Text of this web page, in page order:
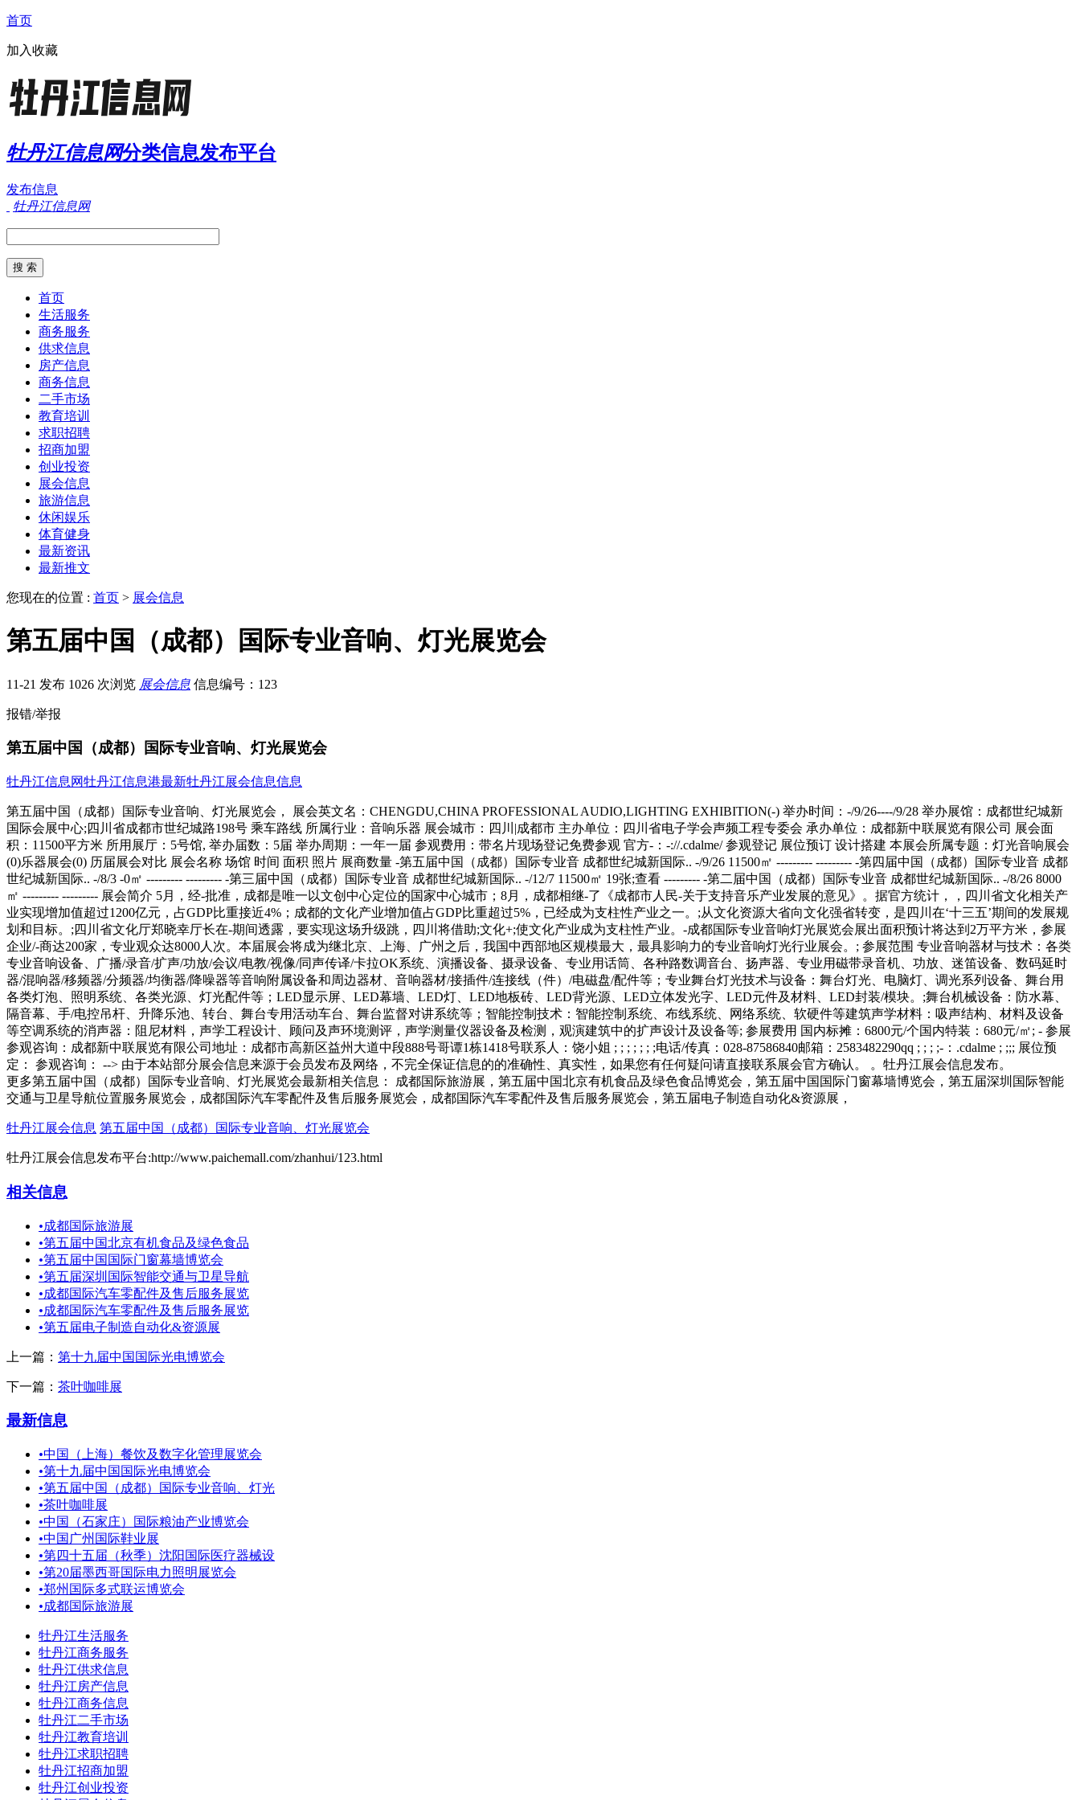
首页
加入收藏
牡丹江信息网分类信息发布平台
发布信息
牡丹江信息网
首页
生活服务
商务服务
供求信息
房产信息
商务信息
二手市场
教育培训
求职招聘
招商加盟
创业投资
展会信息
旅游信息
休闲娱乐
体育健身
最新资讯
最新推文
您现在的位置 : 首页 > 展会信息
第五届中国（成都）国际专业音响、灯光展览会
11-21 发布 1026 次浏览 展会信息 信息编号：123
报错/举报
第五届中国（成都）国际专业音响、灯光展览会
牡丹江信息网牡丹江信息港最新牡丹江展会信息信息
第五届中国（成都）国际专业音响、灯光展览会， 展会英文名：CHENGDU,CHINA PROFESSIONAL AUDIO,LIGHTING EXHIBITION(-) 举办时间：-/9/26----/9/28 举办展馆：成都世纪城新
国际会展中心;四川省成都市世纪城路198号 乘车路线 所属行业：音响乐器 展会城市：四川|成都市 主办单位：四川省电子学会声频工程专委会 承办单位：成都新中联展览有限公司 展会面
积：11500平方米 所用展厅：5号馆, 举办届数：5届 举办周期：一年一届 参观费用：带名片现场登记免费参观 官方-：-://.cdalme/ 参观登记 展位预订 设计搭建 本展会所属专题：灯光音响展会
(0)乐器展会(0) 历届展会对比 展会名称 场馆 时间 面积 照片 展商数量 -第五届中国（成都）国际专业音 成都世纪城新国际.. -/9/26 11500㎡ --------- --------- -第四届中国（成都）国际专业音 成都
世纪城新国际.. -/8/3 -0㎡ --------- --------- -第三届中国（成都）国际专业音 成都世纪城新国际.. -/12/7 11500㎡ 19张;查看 --------- -第二届中国（成都）国际专业音 成都世纪城新国际.. -/8/26 8000
㎡ --------- --------- 展会简介 5月，经-批准，成都是唯一以文创中心定位的国家中心城市；8月，成都相继-了《成都市人民-关于支持音乐产业发展的意见》。据官方统计，，四川省文化相关产
业实现增加值超过1200亿元，占GDP比重接近4%；成都的文化产业增加值占GDP比重超过5%，已经成为支柱性产业之一。;从文化资源大省向文化强省转变，是四川在‘十三五’期间的发展规
划和目标。;四川省文化厅郑晓幸厅长在-期间透露，要实现这场升级跳，四川将借助;文化+;使文化产业成为支柱性产业。-成都国际专业音响灯光展览会展出面积预计将达到2万平方米，参展
企业/-商达200家，专业观众达8000人次。本届展会将成为继北京、上海、广州之后，我国中西部地区规模最大，最具影响力的专业音响灯光行业展会。; 参展范围 专业音响器材与技术：各类
专业音响设备、广播/录音/扩声/功放/会议/电教/视像/同声传译/卡拉OK系统、演播设备、摄录设备、专业用话筒、各种路数调音台、扬声器、专业用磁带录音机、功放、迷笛设备、数码延时
器/混响器/移频器/分频器/均衡器/降噪器等音响附属设备和周边器材、音响器材/接插件/连接线（件）/电磁盘/配件等；专业舞台灯光技术与设备：舞台灯光、电脑灯、调光系列设备、舞台用
各类灯泡、照明系统、各类光源、灯光配件等；LED显示屏、LED幕墙、LED灯、LED地板砖、LED背光源、LED立体发光字、LED元件及材料、LED封装/模块。;舞台机械设备：防水幕、
隔音幕、手/电控吊杆、升降乐池、转台、舞台专用活动车台、舞台监督对讲系统等；智能控制技术：智能控制系统、布线系统、网络系统、软硬件等建筑声学材料：吸声结构、材料及设备
等空调系统的消声器：阻尼材料，声学工程设计、顾问及声环境测评，声学测量仪器设备及检测，观演建筑中的扩声设计及设备等; 参展费用 国内标摊：6800元/个国内特装：680元/㎡; - 参展
参观咨询：成都新中联展览有限公司地址：成都市高新区益州大道中段888号哥谭1栋1418号联系人：饶小姐 ; ; ; ; ; ; ;电话/传真：028-87586840邮箱：2583482290qq ; ; ; ;-：.cdalme ; ;;; 展位预
定： 参观咨询： --> 由于本站部分展会信息来源于会员发布及网络，不完全保证信息的的准确性、真实性，如果您有任何疑问请直接联系展会官方确认。 。牡丹江展会信息发布。
更多第五届中国（成都）国际专业音响、灯光展览会最新相关信息： 成都国际旅游展，第五届中国北京有机食品及绿色食品博览会，第五届中国国际门窗幕墙博览会，第五届深圳国际智能
交通与卫星导航位置服务展览会，成都国际汽车零配件及售后服务展览会，成都国际汽车零配件及售后服务展览会，第五届电子制造自动化&资源展，
牡丹江展会信息 第五届中国（成都）国际专业音响、灯光展览会
牡丹江展会信息发布平台:http://www.paichemall.com/zhanhui/123.html
相关信息
•成都国际旅游展
•第五届中国北京有机食品及绿色食品
•第五届中国国际门窗幕墙博览会
•第五届深圳国际智能交通与卫星导航
•成都国际汽车零配件及售后服务展览
•成都国际汽车零配件及售后服务展览
•第五届电子制造自动化&资源展
上一篇： 第十九届中国国际光电博览会
下一篇： 茶叶咖啡展
最新信息
•中国（上海）餐饮及数字化管理展览会
•第十九届中国国际光电博览会
•第五届中国（成都）国际专业音响、灯光
•茶叶咖啡展
•中国（石家庄）国际粮油产业博览会
•中国广州国际鞋业展
•第四十五届（秋季）沈阳国际医疗器械设
•第20届墨西哥国际电力照明展览会
•郑州国际多式联运博览会
•成都国际旅游展
牡丹江生活服务
牡丹江商务服务
牡丹江供求信息
牡丹江房产信息
牡丹江商务信息
牡丹江二手市场
牡丹江教育培训
牡丹江求职招聘
牡丹江招商加盟
牡丹江创业投资